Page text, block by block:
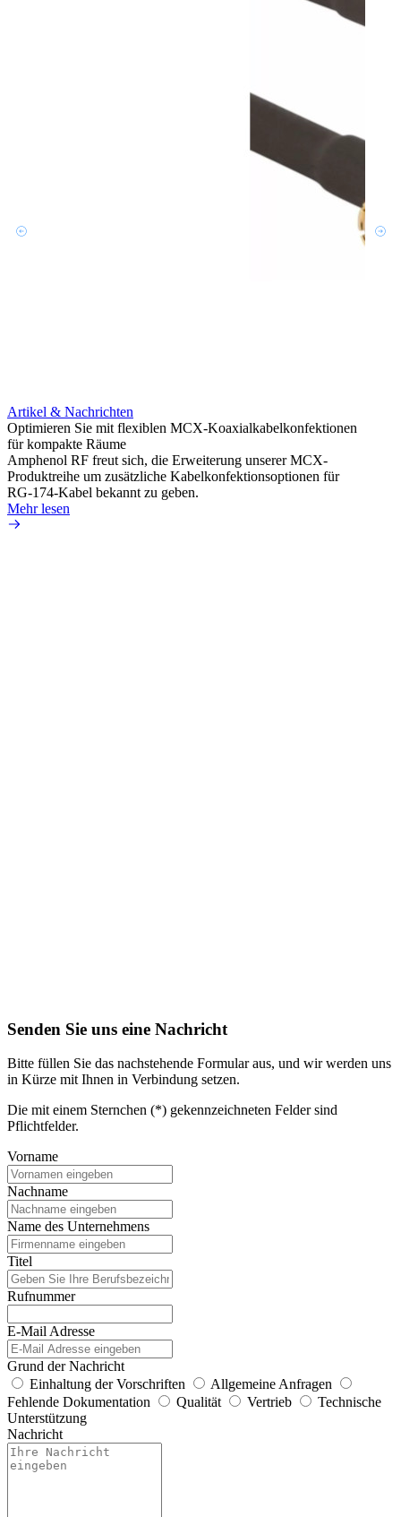
Artikel & Nachrichten
Optimieren Sie mit flexiblen MCX-Koaxialkabelkonfektionen
für kompakte Räume
Amphenol RF freut sich, die Erweiterung unserer MCX-
Produktreihe um zusätzliche Kabelkonfektionsoptionen für
RG-174-Kabel bekannt zu geben.
Mehr lesen
Senden Sie uns eine Nachricht
Bitte füllen Sie das nachstehende Formular aus, und wir werden uns
in Kürze mit Ihnen in Verbindung setzen.
Die mit einem Sternchen (*) gekennzeichneten Felder sind
Pflichtfelder.
Vorname
Nachname
Name des Unternehmens
Titel
Rufnummer
E-Mail Adresse
Grund der Nachricht
Einhaltung der Vorschriften
Allgemeine Anfragen
Fehlende Dokumentation
Qualität Vertrieb
Technische
Unterstützung
Nachricht